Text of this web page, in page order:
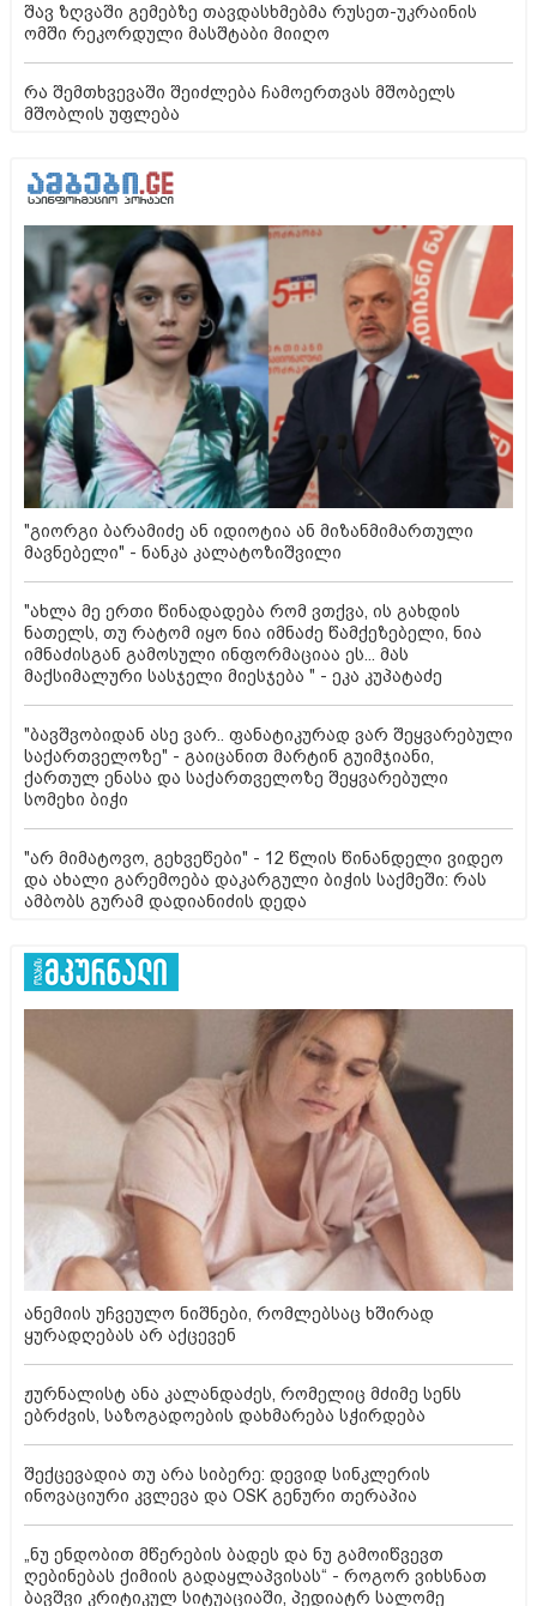
შავ ზღვაში გემებზე თავდასხმებმა რუსეთ-უკრაინის
ომში რეკორდული მასშტაბი მიიღო
რა შემთხვევაში შეიძლება ჩამოერთვას მშობელს
მშობლის უფლება
"გიორგი ბარამიძე ან იდიოტია ან მიზანმიმართული
მავნებელი" - ნანკა კალატოზიშვილი
"ახლა მე ერთი წინადადება რომ ვთქვა, ის გახდის
ნათელს, თუ რატომ იყო ნია იმნაძე წამქეზებელი, ნია
იმნაძისგან გამოსული ინფორმაციაა ეს... მას
მაქსიმალური სასჯელი მიესჯება " - ეკა კუპატაძე
"ბავშვობიდან ასე ვარ.. ფანატიკურად ვარ შეყვარებული
საქართველოზე" - გაიცანით მარტინ გუიმჯიანი,
ქართულ ენასა და საქართველოზე შეყვარებული
სომეხი ბიჭი
"არ მიმატოვო, გეხვეწები" - 12 წლის წინანდელი ვიდეო
და ახალი გარემოება დაკარგული ბიჭის საქმეში: რას
ამბობს გურამ დადიანიძის დედა
ანემიის უჩვეულო ნიშნები, რომლებსაც ხშირად
ყურადღებას არ აქცევენ
ჟურნალისტ ანა კალანდაძეს, რომელიც მძიმე სენს
ებრძვის, საზოგადოების დახმარება სჭირდება
შექცევადია თუ არა სიბერე: დევიდ სინკლერის
ინოვაციური კვლევა და OSK გენური თერაპია
„ნუ ენდობით მწერების ბადეს და ნუ გამოიწვევთ
ღებინებას ქიმიის გადაყლაპვისას“ - როგორ ვიხსნათ
ბავშვი კრიტიკულ სიტუაციაში, პედიატრ სალომე